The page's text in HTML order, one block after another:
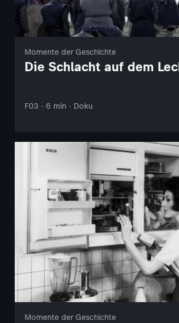
Momente der Geschichte
Die Schlacht auf dem
F03 · 6 min · Doku
Momente der Geschichte